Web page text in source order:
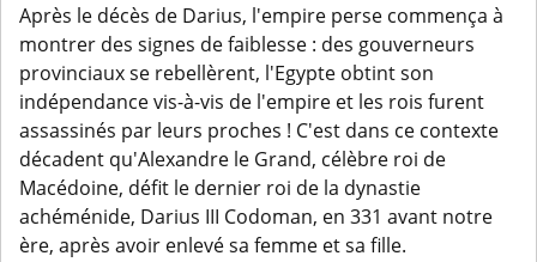
Après le décès de Darius, l'empire perse commença à
montrer des signes de faiblesse : des gouverneurs
provinciaux se rebellèrent, l'Egypte obtint son
indépendance vis-à-vis de l'empire et les rois furent
assassinés par leurs proches ! C'est dans ce contexte
décadent qu'Alexandre le Grand, célèbre roi de
Macédoine, défit le dernier roi de la dynastie
achéménide, Darius III Codoman, en 331 avant notre
ère, après avoir enlevé sa femme et sa fille.